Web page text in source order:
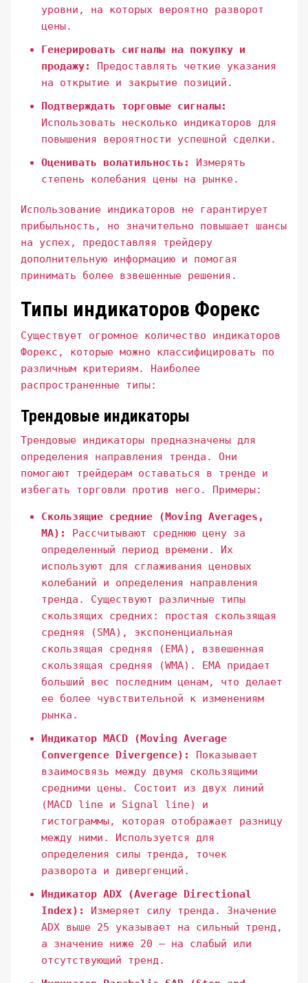
уровни, на которых вероятно разворот
цены.
Генерировать сигналы на покупку и
продажу:
Предоставлять четкие указания
на открытие и закрытие позиций.
Подтверждать торговые сигналы:
Использовать несколько индикаторов для
повышения вероятности успешной сделки.
Оценивать волатильность:
Измерять
степень колебания цены на рынке.
Использование индикаторов не гарантирует
прибыльность, но значительно повышает шансы
на успех, предоставляя трейдеру
дополнительную информацию и помогая
принимать более взвешенные решения.
Типы индикаторов Форекс
Существует огромное количество индикаторов
Форекс, которые можно классифицировать по
различным критериям. Наиболее
распространенные типы:
Трендовые индикаторы
Трендовые индикаторы предназначены для
определения направления тренда. Они
помогают трейдерам оставаться в тренде и
избегать торговли против него. Примеры:
Скользящие средние (Moving Averages,
MA):
Рассчитывают среднюю цену за
определенный период времени. Их
используют для сглаживания ценовых
колебаний и определения направления
тренда. Существуют различные типы
скользящих средних: простая скользящая
средняя (SMA), экспоненциальная
скользящая средняя (EMA), взвешенная
скользящая средняя (WMA). EMA придает
больший вес последним ценам, что делает
ее более чувствительной к изменениям
рынка.
Индикатор MACD (Moving Average
Convergence Divergence):
Показывает
взаимосвязь между двумя скользящими
средними цены. Состоит из двух линий
(MACD line и Signal line) и
гистограммы, которая отображает разницу
между ними. Используется для
определения силы тренда, точек
разворота и дивергенций.
Индикатор ADX (Average Directional
Index):
Измеряет силу тренда. Значение
ADX выше 25 указывает на сильный тренд,
а значение ниже 20 – на слабый или
отсутствующий тренд.